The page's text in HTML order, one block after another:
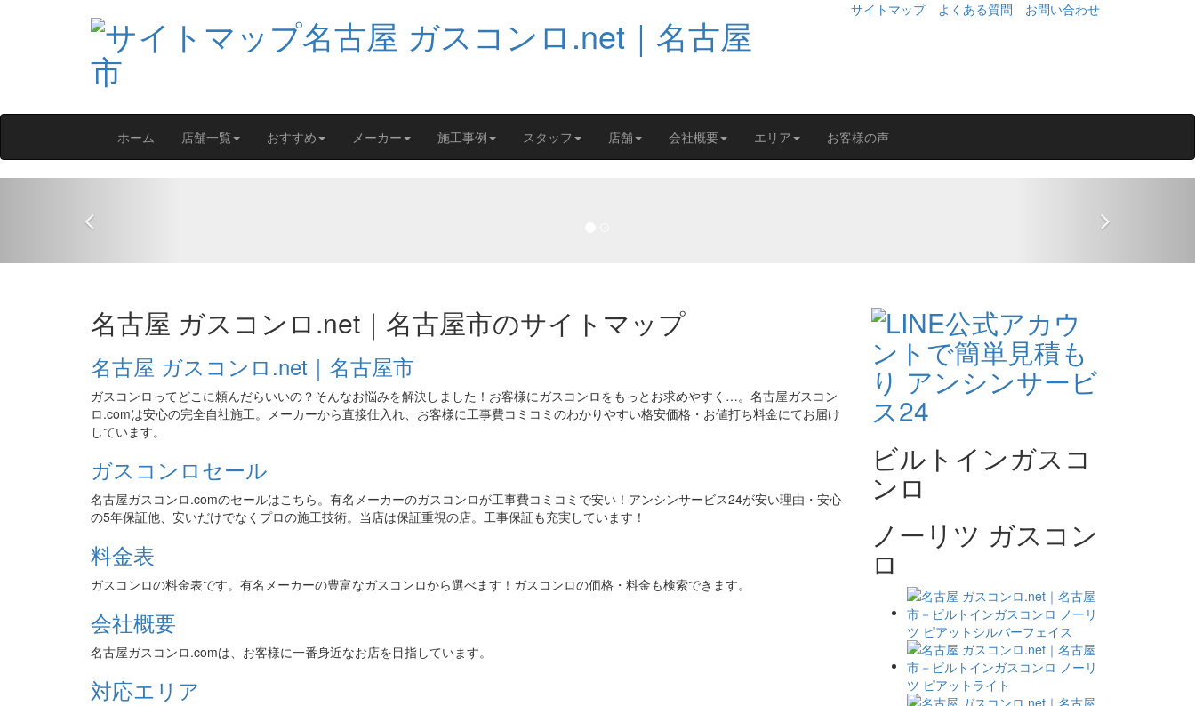
サイトマップ よくある質問 お問い合わせ
ホーム 店舗一覧 おすすめ メーカー 施工事例 スタッフ 店舗 会社概要 エリア お客様の声
名古屋 ガスコンロ.net｜名古屋市のサイトマップ
名古屋 ガスコンロ.net｜名古屋市
ガスコンロってどこに頼んだらいいの？そんなお悩みを解決しました！お客様にガスコンロをもっとお求めやすく…。名古屋ガスコン
ロ.comは安心の完全自社施工。メーカーから直接仕入れ、お客様に工事費コミコミのわかりやすい格安価格・お値打ち料金にてお届け
しています。
ガスコンロセール
名古屋ガスコンロ.comのセールはこちら。有名メーカーのガスコンロが工事費コミコミで安い！アンシンサービス24が安い理由・安心
の5年保証他、安いだけでなくプロの施工技術。当店は保証重視の店。工事保証も充実しています！
料金表
ガスコンロの料金表です。有名メーカーの豊富なガスコンロから選べます！ガスコンロの価格・料金も検索できます。
会社概要
名古屋ガスコンロ.comは、お客様に一番身近なお店を目指しています。
対応エリア
ビルトインガスコ
ンロ
ノーリツ ガスコン
ロ